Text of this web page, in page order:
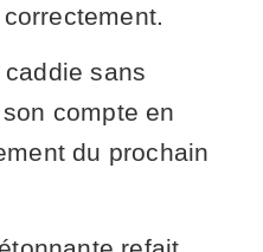
sans
compte en
du prochain